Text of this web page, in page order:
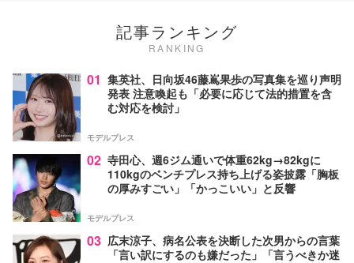
記事ランキング
RANKING
01 集英社、日向坂46藤嶌果歩の写真集を巡り声明
発表 注意喚起も「必要に応じて法的措置を含
む対応を検討」
モデルプレス
02 寺田心、週6ジム通いで体重62kg→82kgに
110kgのベンチプレス持ち上げる姿披露「胸板
の厚みすごい」「かっこいい」と反響
モデルプレス
03 広末涼子、病名公表を決断した次男からの言葉
「言い訳にするのも嫌だった」「言うべきか迷